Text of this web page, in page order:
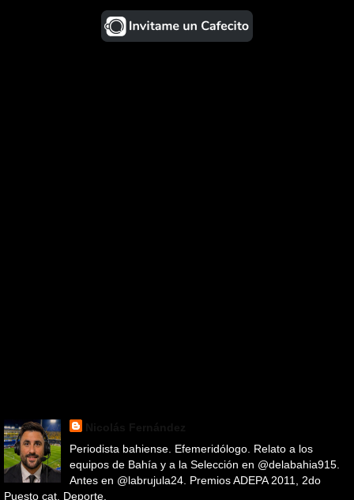
Periodista bahiense. Efemeridólogo. Relato a los
equipos de Bahía y a la Selección en @delabahia915.
Antes en @labrujula24. Premios ADEPA 2011, 2do
Puesto cat. Deporte.